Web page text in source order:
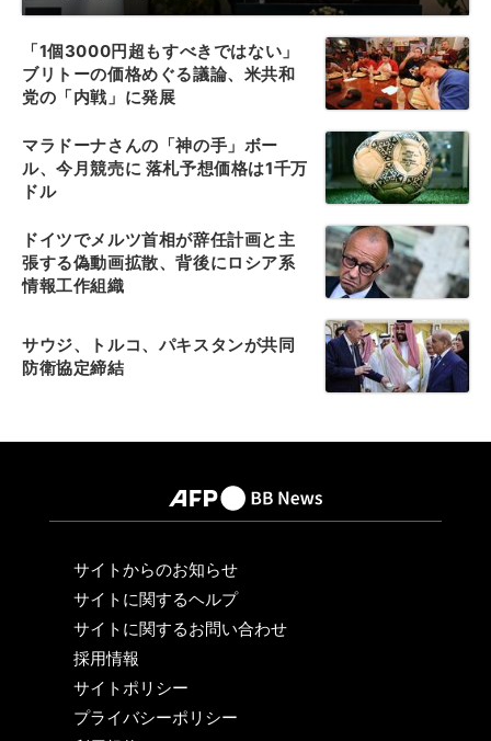
「1個3000円超もすべきではない」
ブリトーの価格めぐる議論、米共和
党の「内戦」に発展
マラドーナさんの「神の手」ボー
ル、今月競売に 落札予想価格は1千万
ドル
ドイツでメルツ首相が辞任計画と主
張する偽動画拡散、背後にロシア系
情報工作組織
サウジ、トルコ、パキスタンが共同
防衛協定締結
サイトからのお知らせ
サイトに関するヘルプ
サイトに関するお問い合わせ
採用情報
サイトポリシー
プライバシーポリシー